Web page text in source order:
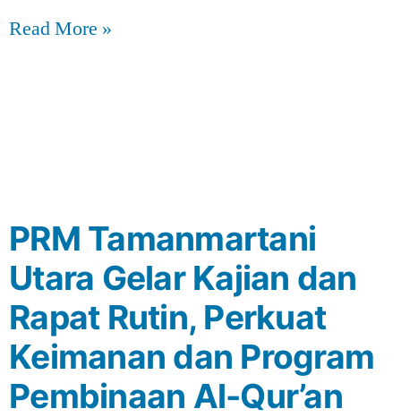
Read More »
PRM Tamanmartani
Utara Gelar Kajian dan
Rapat Rutin, Perkuat
Keimanan dan Program
Pembinaan Al-Qur’an